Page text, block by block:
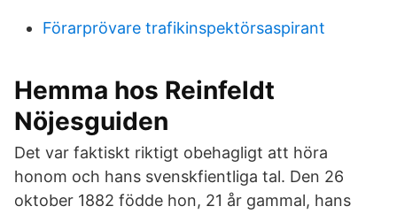
Förarprövare trafikinspektörsaspirant
Hemma hos Reinfeldt
Nöjesguiden
Det var faktiskt riktigt obehagligt att höra
honom och hans svenskfientliga tal. Den 26
oktober 1882 födde hon, 21 år gammal, hans